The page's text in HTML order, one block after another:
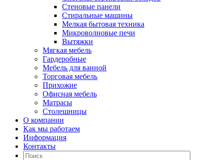
Стеновые панели
Стиральные машины
Мелкая бытовая техника
Микроволновые печи
Вытяжки
Мягкая мебель
Гардеробные
Мебель для ванной
Торговая мебель
Прихожие
Офисная мебель
Матрасы
Столешницы
О компании
Как мы работаем
Информация
Контакты